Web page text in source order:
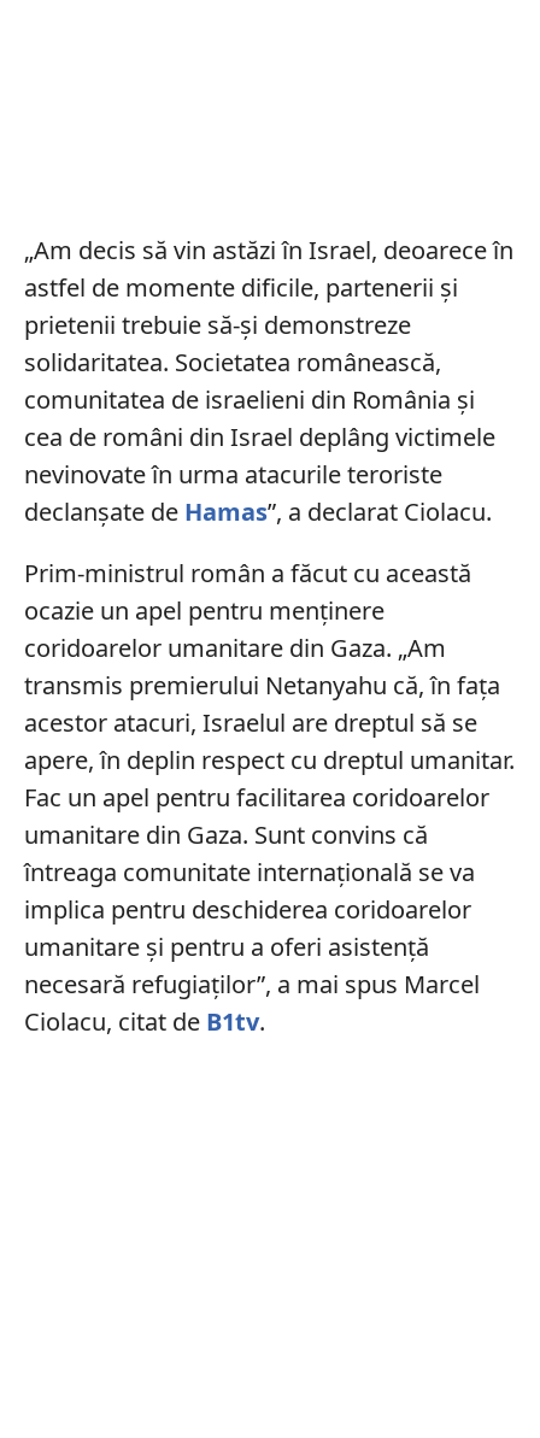
„Am decis să vin astăzi în Israel, deoarece în
astfel de momente dificile, partenerii și
prietenii trebuie să-și demonstreze
solidaritatea. Societatea românească,
comunitatea de israelieni din România și
cea de români din Israel deplâng victimele
nevinovate în urma atacurile teroriste
declanșate de Hamas”, a declarat Ciolacu.
Prim-ministrul român a făcut cu această
ocazie un apel pentru menținere
coridoarelor umanitare din Gaza. „Am
transmis premierului Netanyahu că, în fața
acestor atacuri, Israelul are dreptul să se
apere, în deplin respect cu dreptul umanitar.
Fac un apel pentru facilitarea coridoarelor
umanitare din Gaza. Sunt convins că
întreaga comunitate internațională se va
implica pentru deschiderea coridoarelor
umanitare și pentru a oferi asistență
necesară refugiaților”, a mai spus Marcel
Ciolacu, citat de B1tv.